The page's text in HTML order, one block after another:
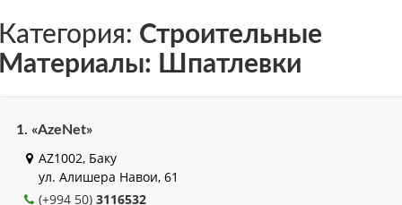
Строительные
Шпатлевки
1. «AzeNet»
AZ1002, Баку
ул. Алишера Навои, 61
(+994 50) 3116532